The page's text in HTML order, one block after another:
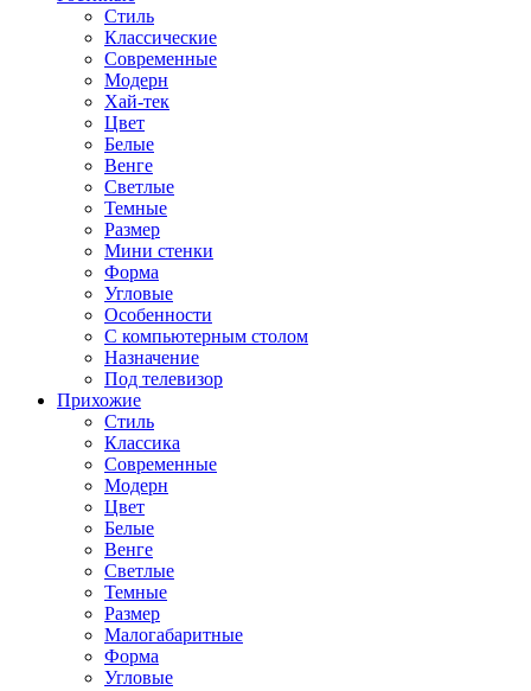
Стиль
Классические
Современные
Модерн
Хай-тек
Цвет
Белые
Венге
Светлые
Темные
Размер
Мини стенки
Форма
Угловые
Особенности
С компьютерным столом
Назначение
Под телевизор
Прихожие
Стиль
Классика
Современные
Модерн
Цвет
Белые
Венге
Светлые
Темные
Размер
Малогабаритные
Форма
Угловые